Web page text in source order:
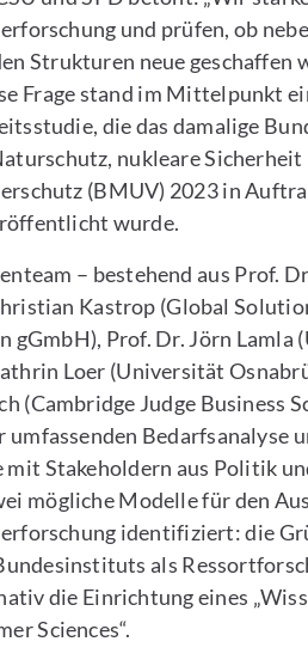
und prüfen, ob
Strukturen neue geschaffen
Frage stand im Mittelpunkt
die das damalige
nukleare Sicherheit
(BMUV) 2023 in
wurde.
– bestehend aus Prof.
Kastrop (Global
gGmbH), Prof. Dr. Jörn Lamla
Loer (Universität
(Cambridge Judge Business
umfassenden Bedarfsanalyse
mit Stakeholdern aus Politik
mögliche Modelle für den
identifiziert: die
als
die Einrichtung eines
Sciences“.